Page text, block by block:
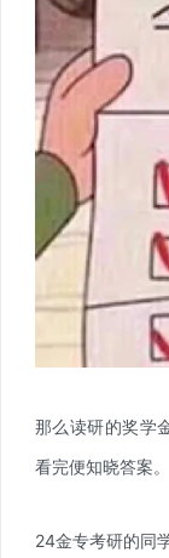
那么读研的奖学
看完便知晓答案。
24金专考研的同